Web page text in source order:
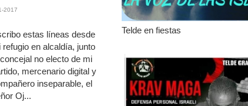
Telde en fiestas
2017
estas líneas desde
refugio en alcaldía, junto
no electo de mi
mercenario digital y
inseparable, el
Oj...